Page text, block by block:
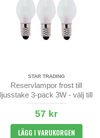
STAR TRADING
Reservlampor frost till
ljusstake 3-pack 3W - välj till
5 eller 7 armar
57 kr
LÄGG I VARUKORGEN